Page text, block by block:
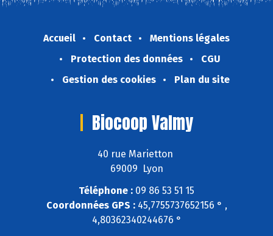
Accueil Contact
Mentions légales
Protection des données
CGU
Gestion des cookies
Plan du site
Biocoop Valmy
40 rue Marietton
69009 Lyon
Téléphone : 09 86 53 51 15
Coordonnées GPS :45,7755737652156 ° ,
4,80362340244676 °